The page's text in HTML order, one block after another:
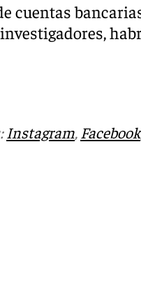
cuentas
Instagram, Facebook